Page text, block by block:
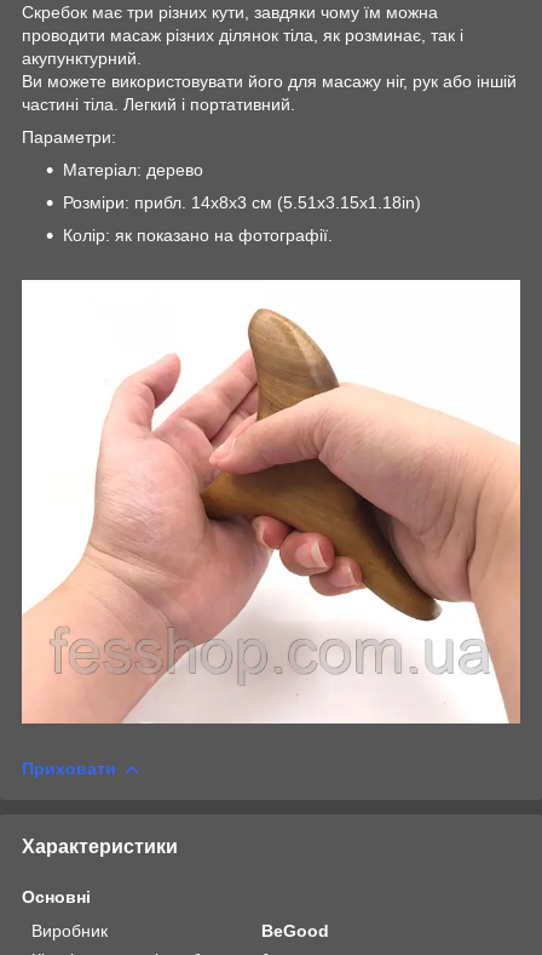
Скребок має три різних кути, завдяки чому їм можна
проводити масаж різних ділянок тіла, як розминає, так і
акупунктурний.
Ви можете використовувати його для масажу ніг, рук або іншій
частині тіла. Легкий і портативний.
Параметри:
Матеріал: дерево
Розміри: прибл. 14x8x3 см (5.51x3.15x1.18in)
Колір: як показано на фотографії.
Приховати
Характеристики
Основні
Виробник
BeGood